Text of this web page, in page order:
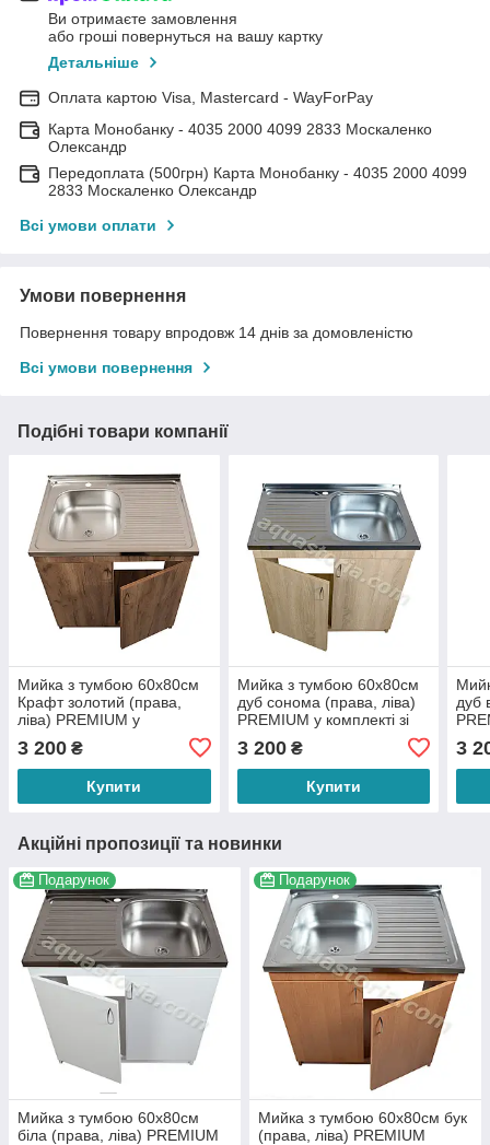
Ви отримаєте замовлення
або гроші повернуться на вашу картку
Детальніше
Оплата картою Visa, Mastercard - WayForPay
Карта Монобанку - 4035 2000 4099 2833 Москаленко
Олександр
Передоплата (500грн) Карта Монобанку - 4035 2000 4099
2833 Москаленко Олександр
Всі умови оплати
Умови повернення
Повернення товару впродовж 14 днів за домовленістю
Всі умови повернення
Подібні товари компанії
Мийка з тумбою 60х80см
Крафт золотий (права,
ліва) PREMIUM у
3 200 ₴
Купити
Мийка з тумбою 60х80см
дуб сонома (права, ліва)
PREMIUM у комплекті зі
3 200₴
Купити
дуб
3
Акційні пропозиції та новинки
Подарунок
Мийка з тумбою 60х80см
біла (права, ліва) PREMIUM
Подарунок
Мийка з тумбою 60х80см бук
(права, ліва) PREMIUM